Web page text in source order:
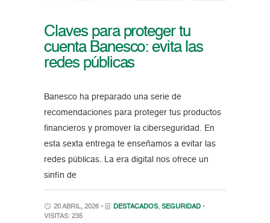
Claves para proteger tu
cuenta Banesco: evita las
redes públicas
Banesco ha preparado una serie de
recomendaciones para proteger tus productos
financieros y promover la ciberseguridad. En
esta sexta entrega te enseñamos a evitar las
redes públicas. La era digital nos ofrece un
sinfín de
20 ABRIL, 2026 • DESTACADOS, SEGURIDAD •
VISITAS: 235